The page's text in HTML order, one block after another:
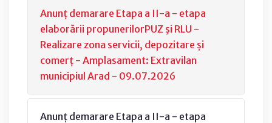
Anunț demarare Etapa a II-a - etapa
elaborării propunerilorPUZ şi RLU -
Realizare zona servicii, depozitare și
comerț - Amplasament: Extravilan
municipiul Arad - 09.07.2026
Anunț demarare Etapa a II-a - etapa